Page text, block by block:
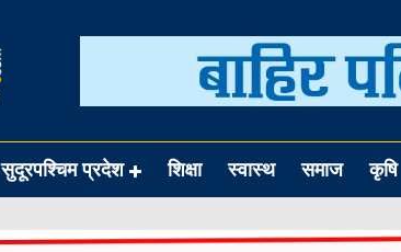
सुदूरपश्चिम प्रदेश शिक्षा स्वास्थ समाज कृषि